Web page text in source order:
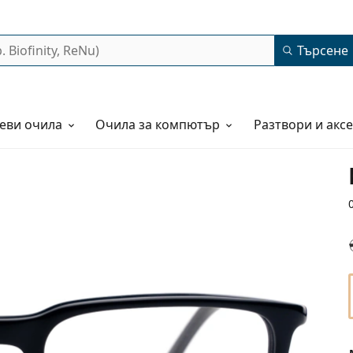
Търсене
очила Очила за компютър Разтвори и